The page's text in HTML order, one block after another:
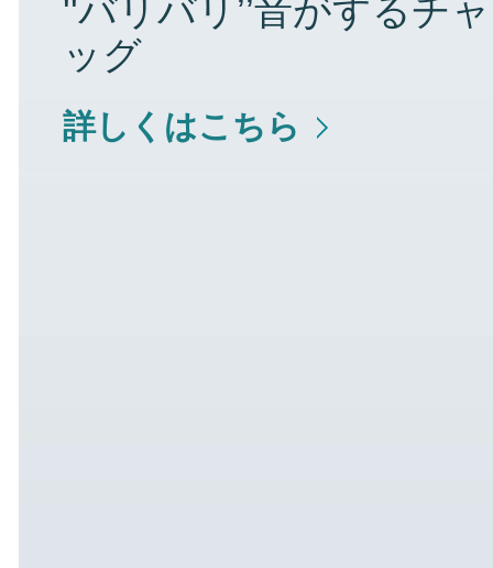
''バリバリ’’音がするチ
ッグ
詳しくはこちら